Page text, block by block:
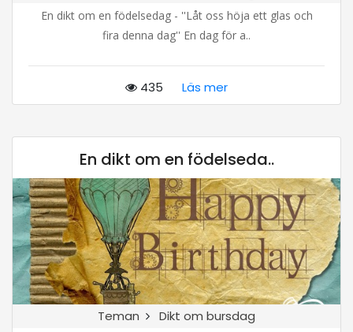
En dikt om en födelsedag - ''Låt oss höja ett glas och
fira denna dag'' En dag för a..
435 Läs mer
En dikt om en födelseda..
Teman Dikt om bursdag